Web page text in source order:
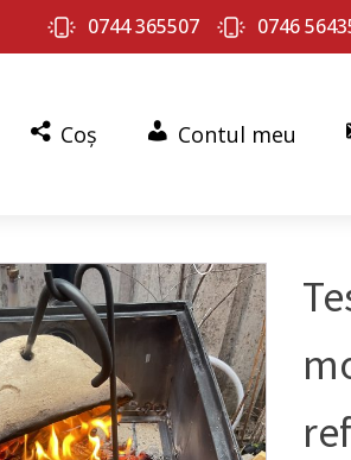
0744 365507 0746
Coș Contul meu